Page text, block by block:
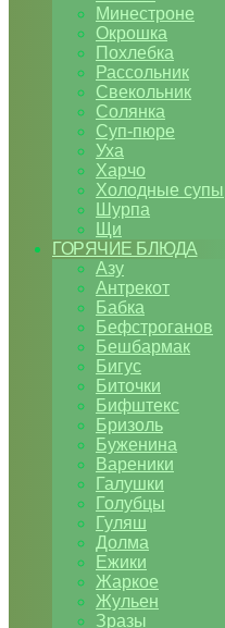
Минестроне
Окрошка
Похлебка
Рассольник
Свекольник
Солянка
Суп-пюре
Уха
Харчо
Холодные супы
Шурпа
Щи
ГОРЯЧИЕ БЛЮДА
Азу
Антрекот
Бабка
Бефстроганов
Бешбармак
Бигус
Биточки
Бифштекс
Бризоль
Буженина
Вареники
Галушки
Голубцы
Гуляш
Долма
Ежики
Жаркое
Жульен
Зразы